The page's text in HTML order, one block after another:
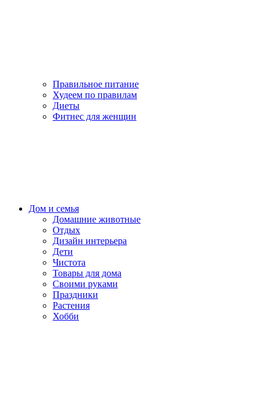
Правильное питание
Худеем по правилам
Диеты
Фитнес для женщин
Дом и семья
Домашние животные
Отдых
Дизайн интерьера
Дети
Чистота
Товары для дома
Своими руками
Праздники
Растения
Хобби